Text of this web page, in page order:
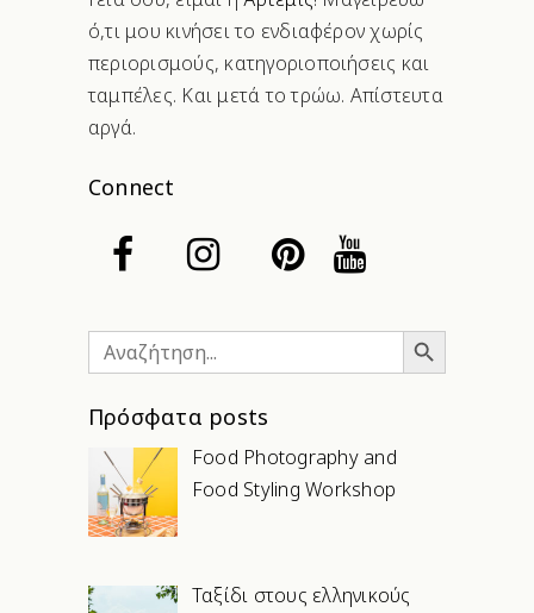
ό,τι μου κινήσει το ενδιαφέρον χωρίς
περιορισμούς, κατηγοριοποιήσεις και
ταμπέλες. Και μετά το τρώω. Απίστευτα
αργά.
Connect
Search
for:
Search Button
Πρόσφατα posts
Food Photography and
Food Styling Workshop
Ταξίδι στους ελληνικούς